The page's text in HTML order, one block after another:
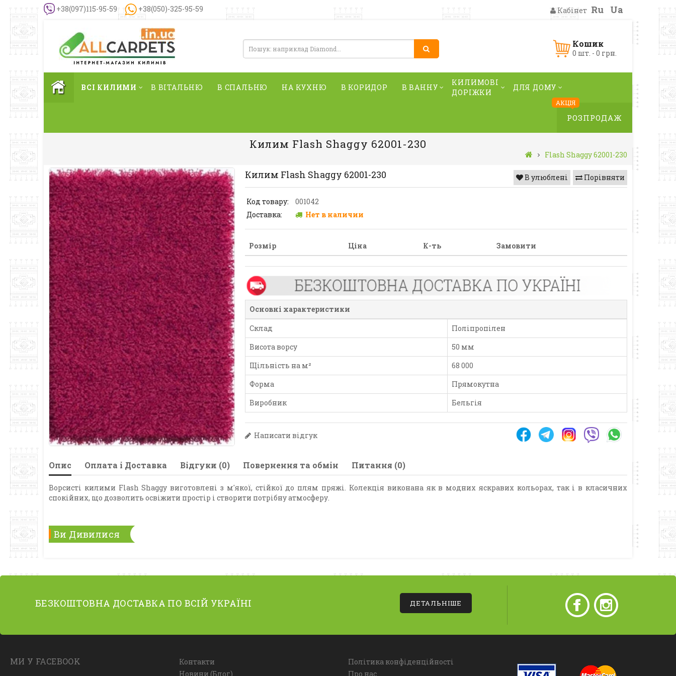
+38(097)115-95-59 +38(050)-325-95-59 Кабінет Ru Ua
Кошик
0 шт. - 0 грн.
ВСІ КИЛИМИ В ВІТАЛЬНЮ В СПАЛЬНЮ НА КУХНЮ В КОРИДОР В ВАННУ
КИЛИМОВІ
ДОРІЖКИ
ДЛЯ ДОМУ
АКЦІЯ
РОЗПРОДАЖ
Килим Flash Shaggy 62001-230
Flash Shaggy 62001-230
Порівняти
В улюблені
Килим Flash Shaggy 62001-230
Код товару:
001042
Доставка:
Нет в наличии
Розмір Ціна К-ть Замовити
Основні характеристики
Склад
Поліпропілен
Висота ворсу
50 мм
Щільність на м²
68 000
Форма
Прямокутна
Виробник
Бельгія
Написати відгук
Опис Оплата і Доставка Відгуки (0) Повернення та обмін Питання (0)
Ворсисті килими Flash Shaggy виготовлені з м'якої, стійкої до плям пряжі. Колекція виконана як в модних яскравих кольорах, так і в класичних
спокійних, що дозволить освіжити простір і створити потрібну атмосферу.
Ви Дивилися
БЕЗКОШТОВНА ДОСТАВКА ПО ВСІЙ УКРАЇНІ ДЕТАЛЬНІШЕ
МИ У FACEBOOK
Контакти
Новини (Блог)
Політика конфіденційності
Про нас